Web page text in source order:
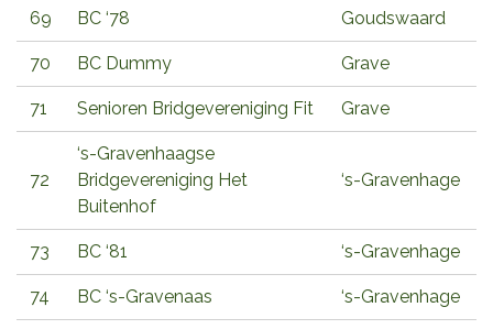
69 BC ‘78 Goudswaard
70 BC Dummy Grave
71 Senioren Bridgevereniging Fit Grave
72
‘s-Gravenhaagse
Bridgevereniging Het
Buitenhof
‘s-Gravenhage
73 BC ‘81 ‘s-Gravenhage
74 BC ‘s-Gravenaas ‘s-Gravenhage